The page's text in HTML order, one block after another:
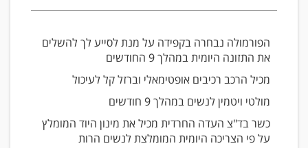
הפורמולה נבחרה בקפידה על מנת לסייע לך להשלים
את התזונה היומית במהלך 9 החודשים
מכיל הרכב רכיבים אופטימאלי וברזל קל לעיכול
מולטי ויטמין לנשים במהלך 9 חודשים
כשר בד"צ העדה החרדית מכיל את מינון היוד המומלץ
על פי הצריכה היומית המומלצת לנשים הרות